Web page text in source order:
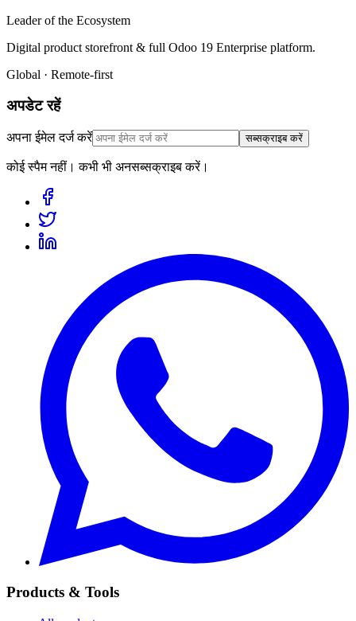
Leader of the Ecosystem
Digital product storefront & full Odoo 19 Enterprise platform.
Global · Remote-first
अपडेट रहें
अपना ईमेल दर्ज करें सब्सक्राइब करें
कोई स्पैम नहीं। कभी भी अनसब्सक्राइब करें।
Products & Tools